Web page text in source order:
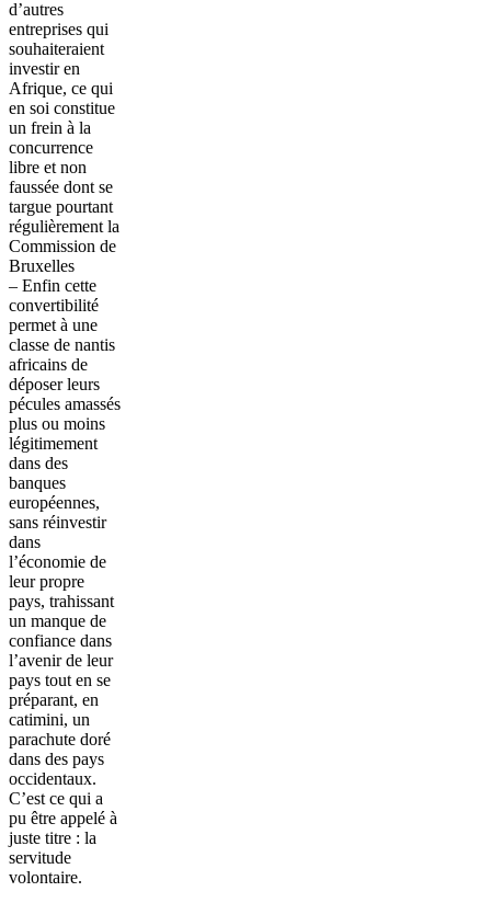
d’autres
entreprises qui
souhaiteraient
investir en
Afrique, ce qui
en soi constitue
un frein à la
concurrence
libre et non
faussée dont se
targue pourtant
régulièrement la
Commission de
Bruxelles
– Enfin cette
convertibilité
permet à une
classe de nantis
africains de
déposer leurs
pécules amassés
plus ou moins
légitimement
dans des
banques
européennes,
sans réinvestir
dans
l’économie de
leur propre
pays, trahissant
un manque de
confiance dans
l’avenir de leur
pays tout en se
préparant, en
catimini, un
parachute doré
dans des pays
occidentaux.
C’est ce qui a
pu être appelé à
juste titre : la
servitude
volontaire.